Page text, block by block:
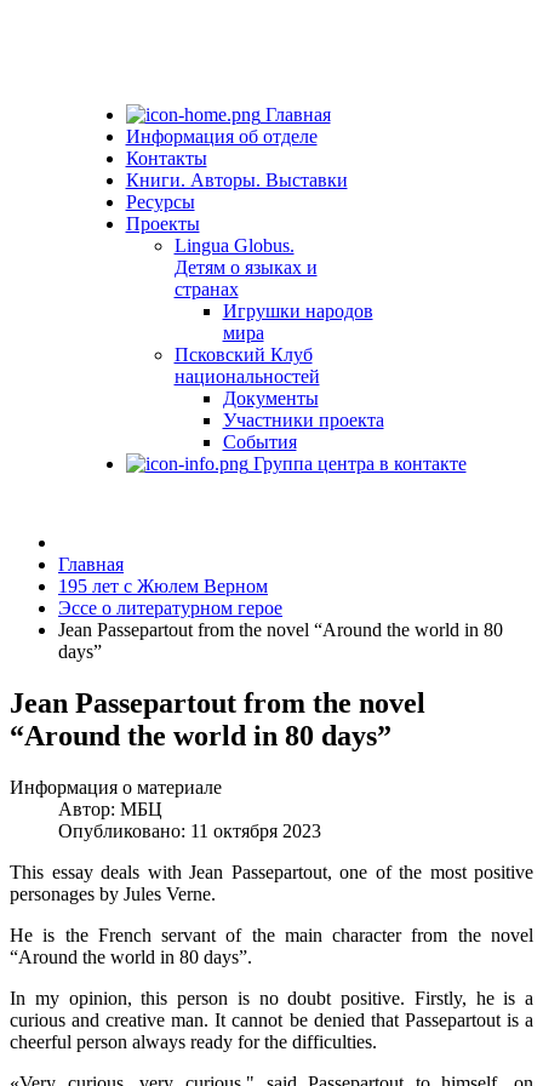
Главная
Информация об отделе
Контакты
Книги. Авторы. Выставки
Ресурсы
Проекты
Lingua Globus.
Детям о языках и
странах
Игрушки народов
мира
Псковский Клуб
национальностей
Документы
Участники проекта
События
Группа центра в контакте
Главная
195 лет с Жюлем Верном
Эссе о литературном герое
Jean Passepartout from the novel “Around the world in 80
days”
Jean Passepartout from the novel
“Around the world in 80 days”
Информация о материале
Автор: МБЦ
Опубликовано: 11 октября 2023
This essay deals with Jean Passepartout, one of the most positive
personages by Jules Verne.
He is the French servant of the main character from the novel
“Around the world in 80 days”.
In my opinion, this person is no doubt positive. Firstly, he is a
curious and creative man. It cannot be denied that Passepartout is a
cheerful person always ready for the difficulties.